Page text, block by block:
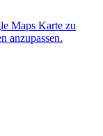
Maps Karte zu
anzupassen.